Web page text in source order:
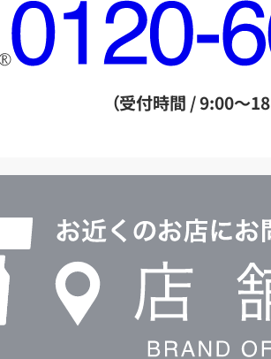
フ
リ
ー
ル
（受付時間 / 9:00～